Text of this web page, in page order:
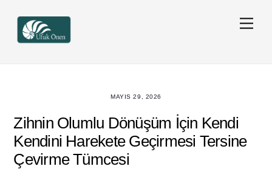
content
MAYIS 29, 2026
Zihnin Olumlu Dönüşüm İçin Kendi
Kendini Harekete Geçirmesi Tersine
Çevirme Tümcesi